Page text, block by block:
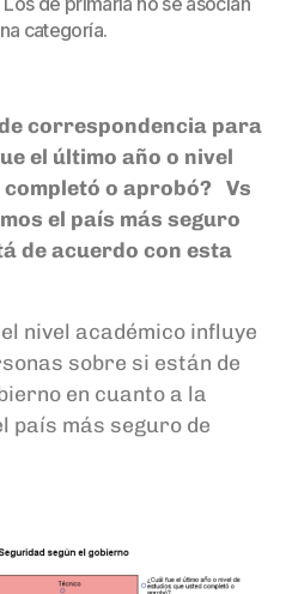
categoría.
correspondencia para
el último año o nivel
o aprobó? Vs
el país más seguro
de acuerdo con esta
nivel académico influye
sobre si están de
en cuanto a la
país más seguro de